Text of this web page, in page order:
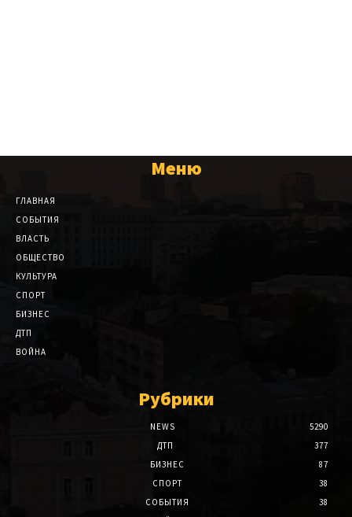
Меню
ГЛАВНАЯ
СОБЫТИЯ
ВЛАСТЬ
ОБЩЕСТВО
КУЛЬТУРА
СПОРТ
БИЗНЕС
ДТП
ВОЙНА
Рубрики
NEWS
5290
ДТП
377
БИЗНЕС
87
СПОРТ
38
СОБЫТИЯ
38